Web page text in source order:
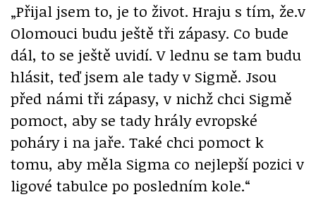
„Přijal jsem to, je to život. Hraju s tím, že.v
Olomouci budu ještě tři zápasy. Co bude
dál, to se ještě uvidí. V lednu se tam budu
hlásit, teď jsem ale tady v Sigmě. Jsou
před námi tři zápasy, v nichž chci Sigmě
pomoct, aby se tady hrály evropské
poháry i na jaře. Také chci pomoct k
tomu, aby měla Sigma co nejlepší pozici v
ligové tabulce po posledním kole.“